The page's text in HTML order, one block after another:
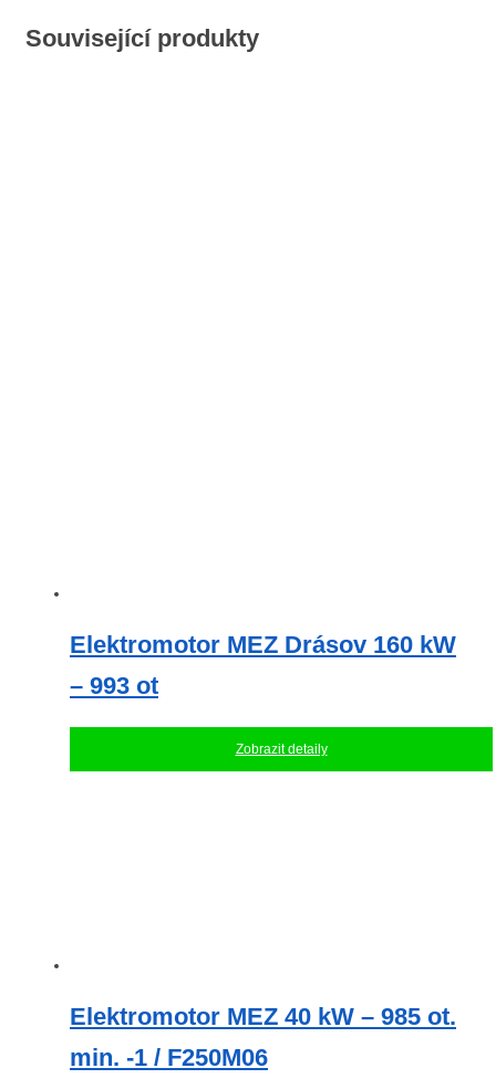
Související produkty
Elektromotor MEZ Drásov 160 kW
– 993 ot
Zobrazit detaily
Elektromotor MEZ 40 kW – 985 ot.
min. -1 / F250M06